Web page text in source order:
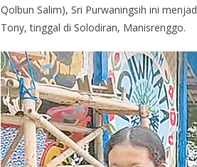
Qolbun Salim), Sri Purwaningsih ini
Tony, tinggal di Solodiran, Manisrenggo.